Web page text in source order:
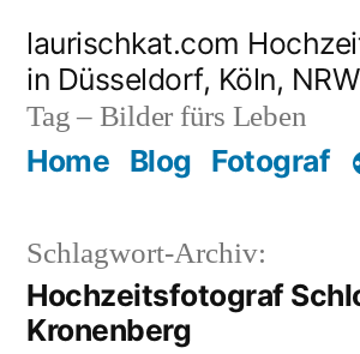
Inhalt
springen
laurischkat.com
in Düsseldorf, Köln, NRW
Tag – Bilder fürs Leben
Home Blog Fotograf
Schlagwort-Archiv:
Hochzeitsfotograf
Kronenberg